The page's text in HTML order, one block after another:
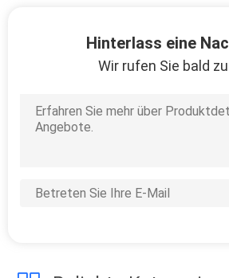
Hinterlass eine
Wir rufen Sie bald